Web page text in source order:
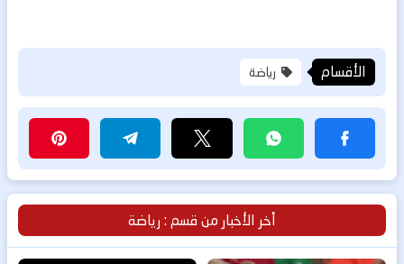
الأقسام رياضة
أخر الأخبار من قسم : رياضة